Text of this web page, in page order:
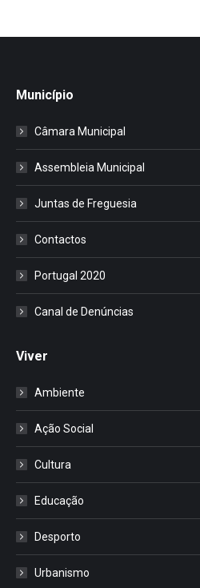
Município
Câmara Municipal
Assembleia Municipal
Juntas de Freguesia
Contactos
Portugal 2020
Canal de Denúncias
Viver
Ambiente
Ação Social
Cultura
Educação
Desporto
Urbanismo